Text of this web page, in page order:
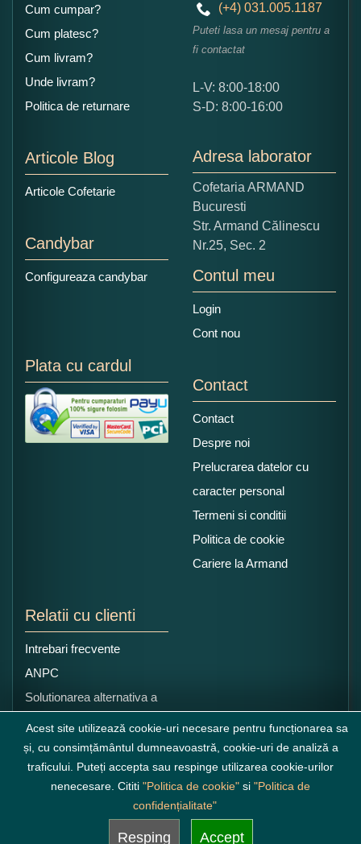
Ce nota acordati acestui produs?
5
Copiati alaturi numarul din imagine:
Cum cumpar?
Cum platesc?
Cum livram?
Unde livram?
Politica de returnare
Articole Blog
Articole Cofetarie
Candybar
Configureaza candybar
(+4) 031.005.1187
Puteti lasa un mesaj pentru a
fi contactat
L-V: 8:00-18:00
S-D: 8:00-16:00
Adresa laborator
Cofetaria ARMAND
Bucuresti
Str. Armand Călinescu
Nr.25, Sec. 2
Contul meu
Login
Cont nou
Plata cu cardul
Contact
Contact
Despre noi
Prelucrarea datelor cu
caracter personal
Termeni si conditii
Politica de cookie
Cariere la Armand
Relatii cu clienti
Intrebari frecvente
ANPC
Solutionarea alternativa a
litigiilor
Acest site utilizează cookie-uri necesare pentru funcționarea sa
și, cu consimțământul dumneavoastră, cookie-uri de analiză a
traficului. Puteți accepta sau respinge utilizarea cookie-urilor
nenecesare. Cititi "Politica de cookie" si "Politica de
confidențialitate"
Resping Accept